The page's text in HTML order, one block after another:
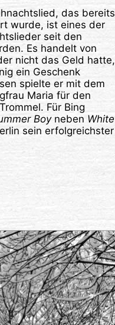
das bereits
wurde, ist eines der
seit den
Es handelt von
nicht das Geld hatte,
ein Geschenk
spielte er mit dem
Maria für den
Für Bing
Boyneben White
sein erfolgreichster